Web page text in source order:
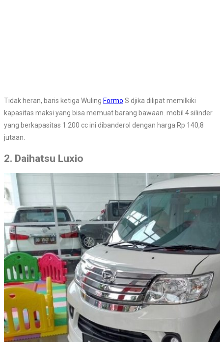
Tidak heran, baris ketiga Wuling Formo S djika dilipat memilkiki
kapasitas maksi yang bisa memuat barang bawaan. mobil 4 silinder
yang berkapasitas 1.200 cc ini dibanderol dengan harga Rp 140,8
jutaan.
2. Daihatsu Luxio